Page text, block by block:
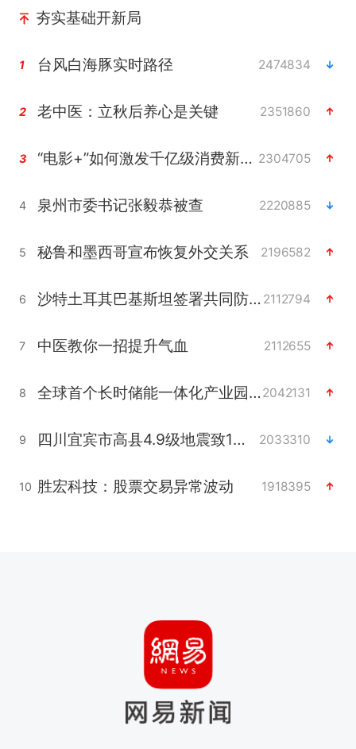
夯实基础开新局
1 台风白海豚实时路径 2474834
2 老中医：立秋后养心是关键 2351860
3 “电影+”如何激发千亿级消费新活力？ 2304705
4 泉州市委书记张毅恭被查 2220885
5 秘鲁和墨西哥宣布恢复外交关系 2196582
6 沙特土耳其巴基斯坦签署共同防务协议 2112794
7 中医教你一招提升气血 2112655
8 全球首个长时储能一体化产业园量产2042131
9 四川宜宾市高县4.9级地震致1人死亡 2033310
10 胜宏科技：股票交易异常波动 1918395